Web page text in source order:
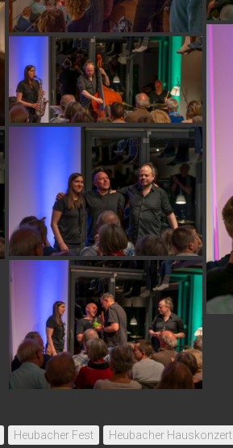
Heubacher Fest Heubacher Hauskonzert